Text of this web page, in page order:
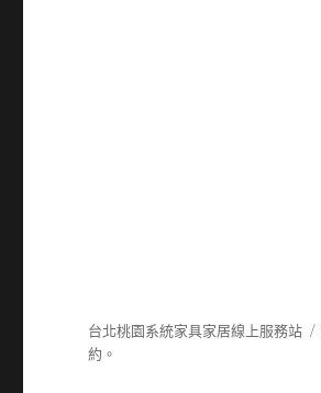
台北桃園系統家具家居線上服務站
約。